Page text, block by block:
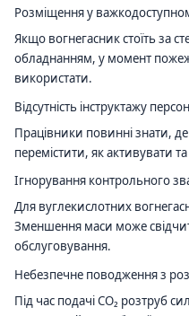
Розміщення у
Якщо вогнегасник стоїть за
обладнанням, у момент
використати.
Відсутність інструктажу
Працівники повинні знати,
перемістити, як активувати
Ігнорування контрольного
Для вуглекислотних
Зменшення маси може
обслуговування.
Небезпечне поводження з
Під час подачі CO₂ розтруб